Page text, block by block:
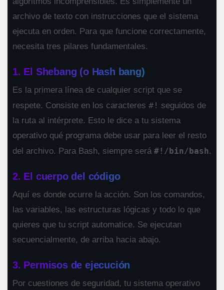
archivo de texto con instrucciones que el sistema
ejecuta en orden. Para que funcione correctamente,
necesita tres pilares fundamentales.
1. El Shebang (o Hash bang)
Es la primera línea de cualquier script que se
respete. Consiste en los caracteres #! seguidos de
la ruta al intérprete. Esto le dice a tu sistema
operativo qué programa debe usar para leer el resto
del archivo. Para Bash, siempre será #!/bin/bash.
2. El cuerpo del código
Aquí es donde ocurre la acción. Son los comandos,
las variables, las estructuras lógicas y todo lo que
quieres que tu script automatice. Se ejecutan
secuencialmente, de arriba hacia abajo.
3. Permisos de ejecución
Por cuestiones de seguridad, tu sistema operativo